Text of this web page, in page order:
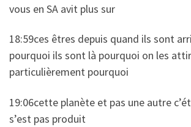
vous en SA avit plus sur
18:59ces êtres depuis quand ils sont
pourquoi ils sont là pourquoi on les
particulièrement pourquoi
19:06cette planète et pas une autre
s’est pas produit